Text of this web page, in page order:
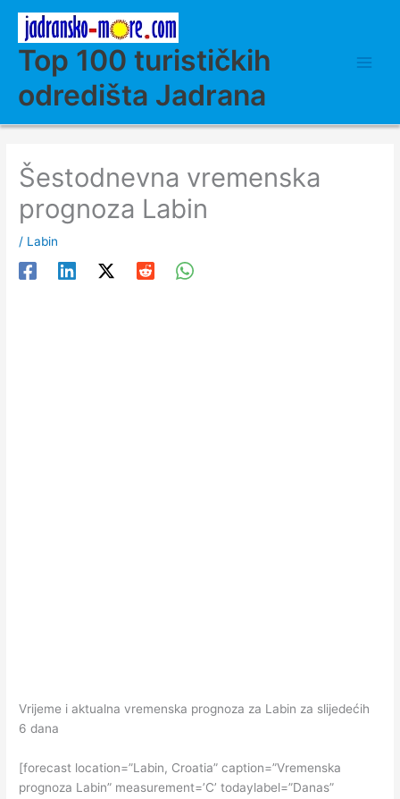
contentTop 100 turističkih
odredišta Jadrana
Šestodnevna vremenska
prognoza Labin
/ Labin
Vrijeme i aktualna vremenska prognoza za Labin za slijedećih
6 dana
[forecast location=”Labin, Croatia” caption=”Vremenska
prognoza Labin” measurement=’C’ todaylabel=”Danas”